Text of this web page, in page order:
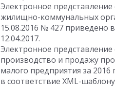
Электронное
жилищно-коммунальных
15.08.2016 № 427 приведено
12.04.2017.
Электронное
производство и продажу
малого предприятия за
в соответствие XML-